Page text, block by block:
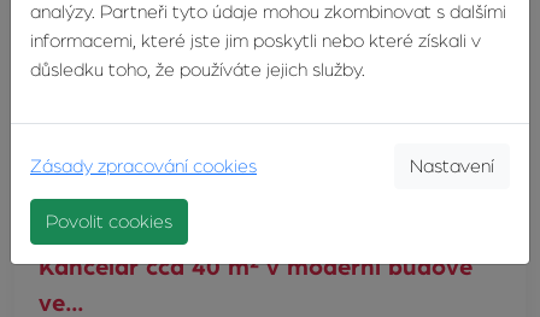
Kancelář cca 40 m² v moderní budově
ve…
analýzy. Partneři tyto údaje mohou zkombinovat s dalšími
informacemi, které jste jim poskytli nebo které získali v
důsledku toho, že používáte jejich služby.
Zásady zpracování cookies Nastavení
Povolit cookies